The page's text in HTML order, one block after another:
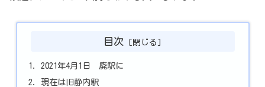
目次
2021年4月1日 廃駅に
現在は旧静内駅